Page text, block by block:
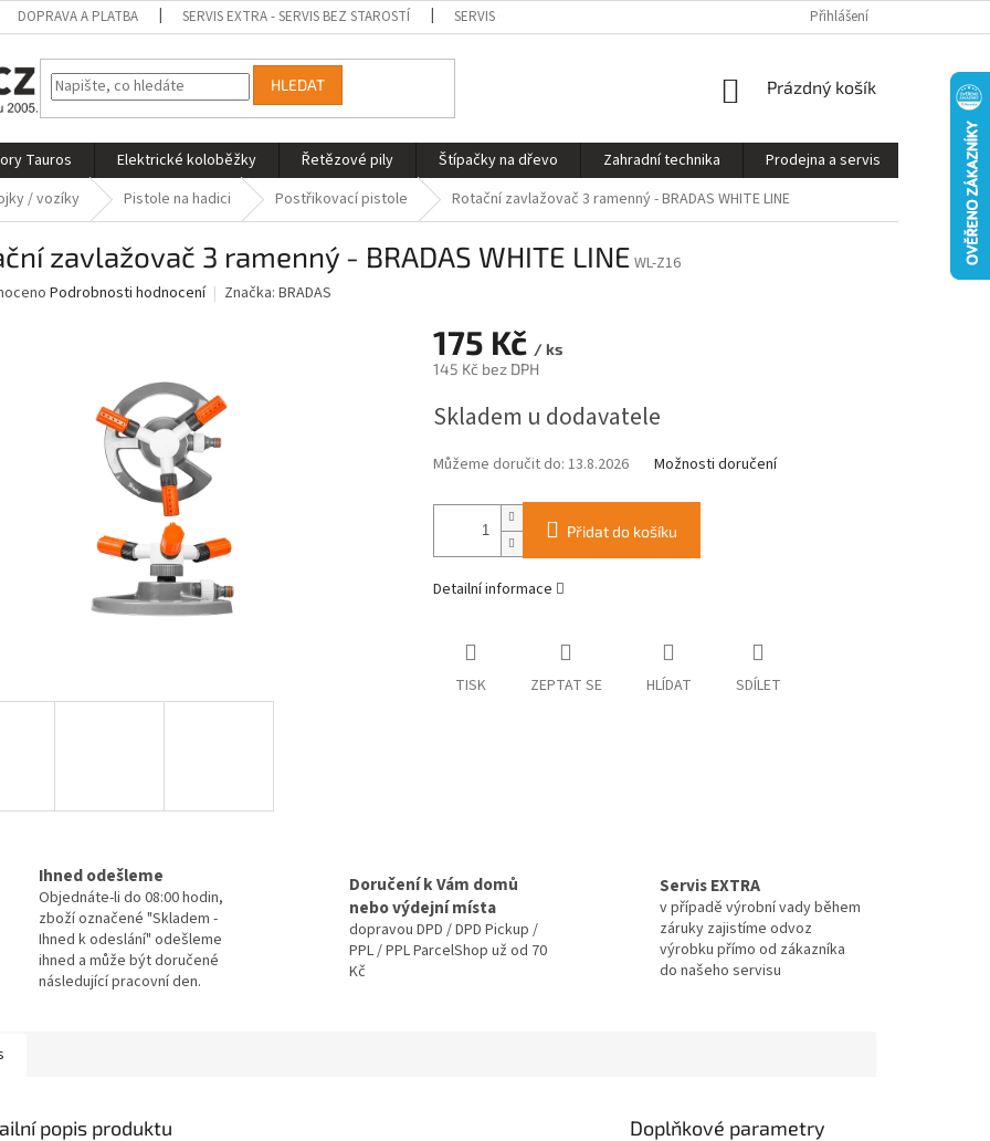
DOPRAVA A PLATBA SERVIS EXTRA - SERVIS BEZ STAROSTÍ SERVIS ON-LINE - STROJ VÁM SESTAVÍME A PŘIPRAVÍME K PROVOZU
Přihlášení
HLEDAT
NÁKUPNÍ
Prázdný košík
Tauros Elektrické koloběžky Řetězové pily Štípačky na dřevo Zahradní technika Prodejna a servis
Kontakty
/ vozíky Pistole na hadici Postřikovací pistole Rotační zavlažovač 3 ramenný - BRADAS WHITE LINE
zavlažovač 3 ramenný - BRADAS WHITE LINE WL-Z16
Podrobnosti hodnocení Značka: BRADAS
175 Kč / ks
145 Kč bez DPH
cena:
Skladem u dodavatele
Můžeme doručit do: 13.8.2026 Možnosti doručení
Přidat do košíku
Detailní informace
TISK ZEPTAT SE HLÍDAT SDÍLET
Ihned odešleme
Objednáte-li do 08:00 hodin,
zboží označené "Skladem -
Ihned k odeslání" odešleme
ihned a může být doručené
následující pracovní den.
Doručení k Vám domů
nebo výdejní místa
dopravou DPD / DPD Pickup /
PPL / PPL ParcelShop už od 70
Kč
Servis EXTRA
v případě výrobní vady během
záruky zajistíme odvoz
výrobku přímo od zákazníka
do našeho servisu
popis produktu
Doplňkové parametry